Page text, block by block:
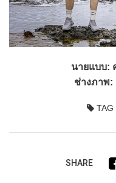
นายแบบ:
ช่างภาพ
TAG
SHARE